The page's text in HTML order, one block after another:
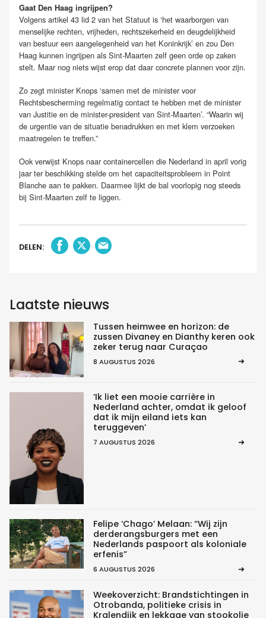
Gaat Den Haag ingrijpen?
Volgens artikel 43 lid 2 van het Statuut is ‘het waarborgen van
menselijke rechten, vrijheden, rechtszekerheid en deugdelijkheid
van bestuur een aangelegenheid van het Koninkrijk’ en zou Den
Haag kunnen ingrijpen als Sint-Maarten zelf geen orde op zaken
stelt. Maar nog niets wijst erop dat daar concrete plannen voor zijn.
Zo zegt minister Knops ‘samen met de minister voor
Rechtsbescherming regelmatig contact te hebben met de minister
van Justitie en de minister-president van Sint-Maarten’. “Waarin wij
de urgentie van de situatie benadrukken en met klem verzoeken
maatregelen te treffen.”
Ook verwijst Knops naar containercellen die Nederland in april vorig
jaar ter beschikking stelde om het capaciteitsprobleem in Point
Blanche aan te pakken. Daarmee lijkt de bal voorlopig nog steeds
bij Sint-Maarten zelf te liggen.
DELEN:
Laatste nieuws
Tussen heimwee en horizon: de
zussen Divaney en Dianthy keren ook
zeker terug naar Curaçao
8 AUGUSTUS 2026
‘Ik liet een mooie carrière in
Nederland achter, omdat ik geloof
dat ik mijn eiland iets kan
teruggeven’
7 AUGUSTUS 2026
Felipe ‘Chago’ Melaan: “Wij zijn
derderangsburgers met een
Nederlands paspoort als koloniale
erfenis”
6 AUGUSTUS 2026
Weekoverzicht: Brandstichtingen in
Otrobanda, politieke crisis in
Kralendijk en lekkage van stookolie